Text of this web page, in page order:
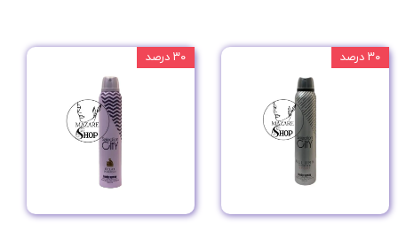
۳۰ درصد ۳۰ درصد